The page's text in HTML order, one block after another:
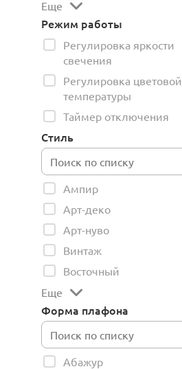
Еще
Режим работы
Регулировка яркости
свечения
Регулировка цветовой
температуры
Таймер отключения
Стиль
Ампир
Арт-деко
Арт-нуво
Винтаж
Восточный
Еще
Форма плафона
Абажур